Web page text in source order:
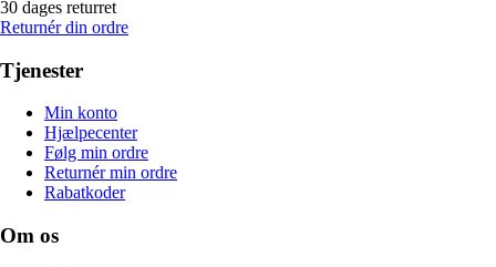
30 dages returret
Returnér din ordre
Tjenester
Min konto
Hjælpecenter
Følg min ordre
Returnér min ordre
Rabatkoder
Om os